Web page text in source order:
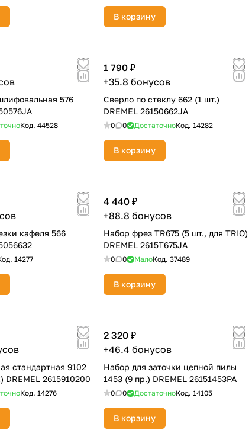
В корзину
576
Код. 44528
1 790 ₽
+35.8 бонусов
Сверло по стеклу 662 (1 шт.)
DREMEL 26150662JA
0 0 ДостаточноКод. 14282
В корзину
кафеля 566
14277
4 440 ₽
+88.8 бонусов
Набор фрез TR675 (5 шт., для TRIO)
DREMEL 2615T675JA
0 0 МалоКод. 37489
В корзину
стандартная 9102
DREMEL 2615910200
Код. 14276
2 320 ₽
+46.4 бонусов
Набор для заточки цепной пилы
1453 (9 пр.) DREMEL 26151453PA
0 0 ДостаточноКод. 14105
В корзину